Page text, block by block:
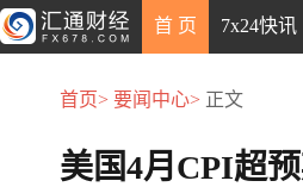
首 页 7x24快讯
首页> 要闻中心> 正文
美国4月CPI超